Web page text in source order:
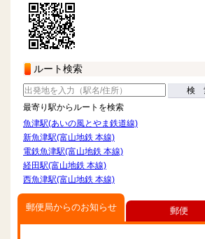
ルート検索
検
最寄り駅からルートを検索
魚津駅(あいの風とやま鉄道線)
新魚津駅(富山地鉄 本線)
電鉄魚津駅(富山地鉄 本線)
経田駅(富山地鉄 本線)
西魚津駅(富山地鉄 本線)
郵便局からのお知らせ 郵便